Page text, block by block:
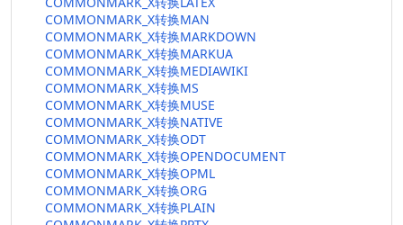
COMMONMARK_X转换MAN
COMMONMARK_X转换MARKDOWN
COMMONMARK_X转换MARKUA
COMMONMARK_X转换MEDIAWIKI
COMMONMARK_X转换MS
COMMONMARK_X转换MUSE
COMMONMARK_X转换NATIVE
COMMONMARK_X转换ODT
COMMONMARK_X转换OPENDOCUMENT
COMMONMARK_X转换OPML
COMMONMARK_X转换ORG
COMMONMARK_X转换PLAIN